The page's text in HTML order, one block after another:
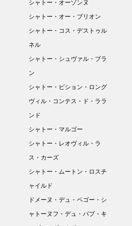
シャトー・オーゾンヌ
シャトー・オー・ブリオン
シャトー・コス・デストゥル
ネル
シャトー・シュヴァル・ブラ
ン
シャトー・ピション・ロング
ヴィル・コンテス・ド・ララ
ンド
シャトー・マルゴー
シャトー・レオヴィル・ラ
ス・カーズ
シャトー・ムートン・ロスチ
ャイルド
ドメーヌ・デュ・ペゴー・シ
ャトーヌフ・デュ・パプ・キ